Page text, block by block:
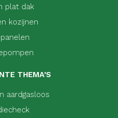
plat dak
kozijnen
THEMA’S
aardgasloos